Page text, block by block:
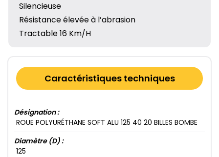
Silencieuse
Résistance élevée à l’abrasion
Tractable 16 Km/H
Caractéristiques techniques
Désignation :
ROUE POLYURÉTHANE SOFT ALU 125​ 40​ 20​ BILLES BOMBE
Diamètre (D) :
125​